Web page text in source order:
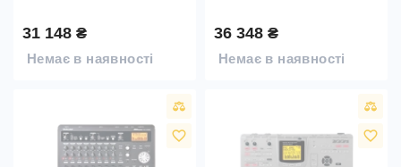
31 148 ₴
Немає в наявності
36 348 ₴
Немає в наявності
favorite_border favorite_border